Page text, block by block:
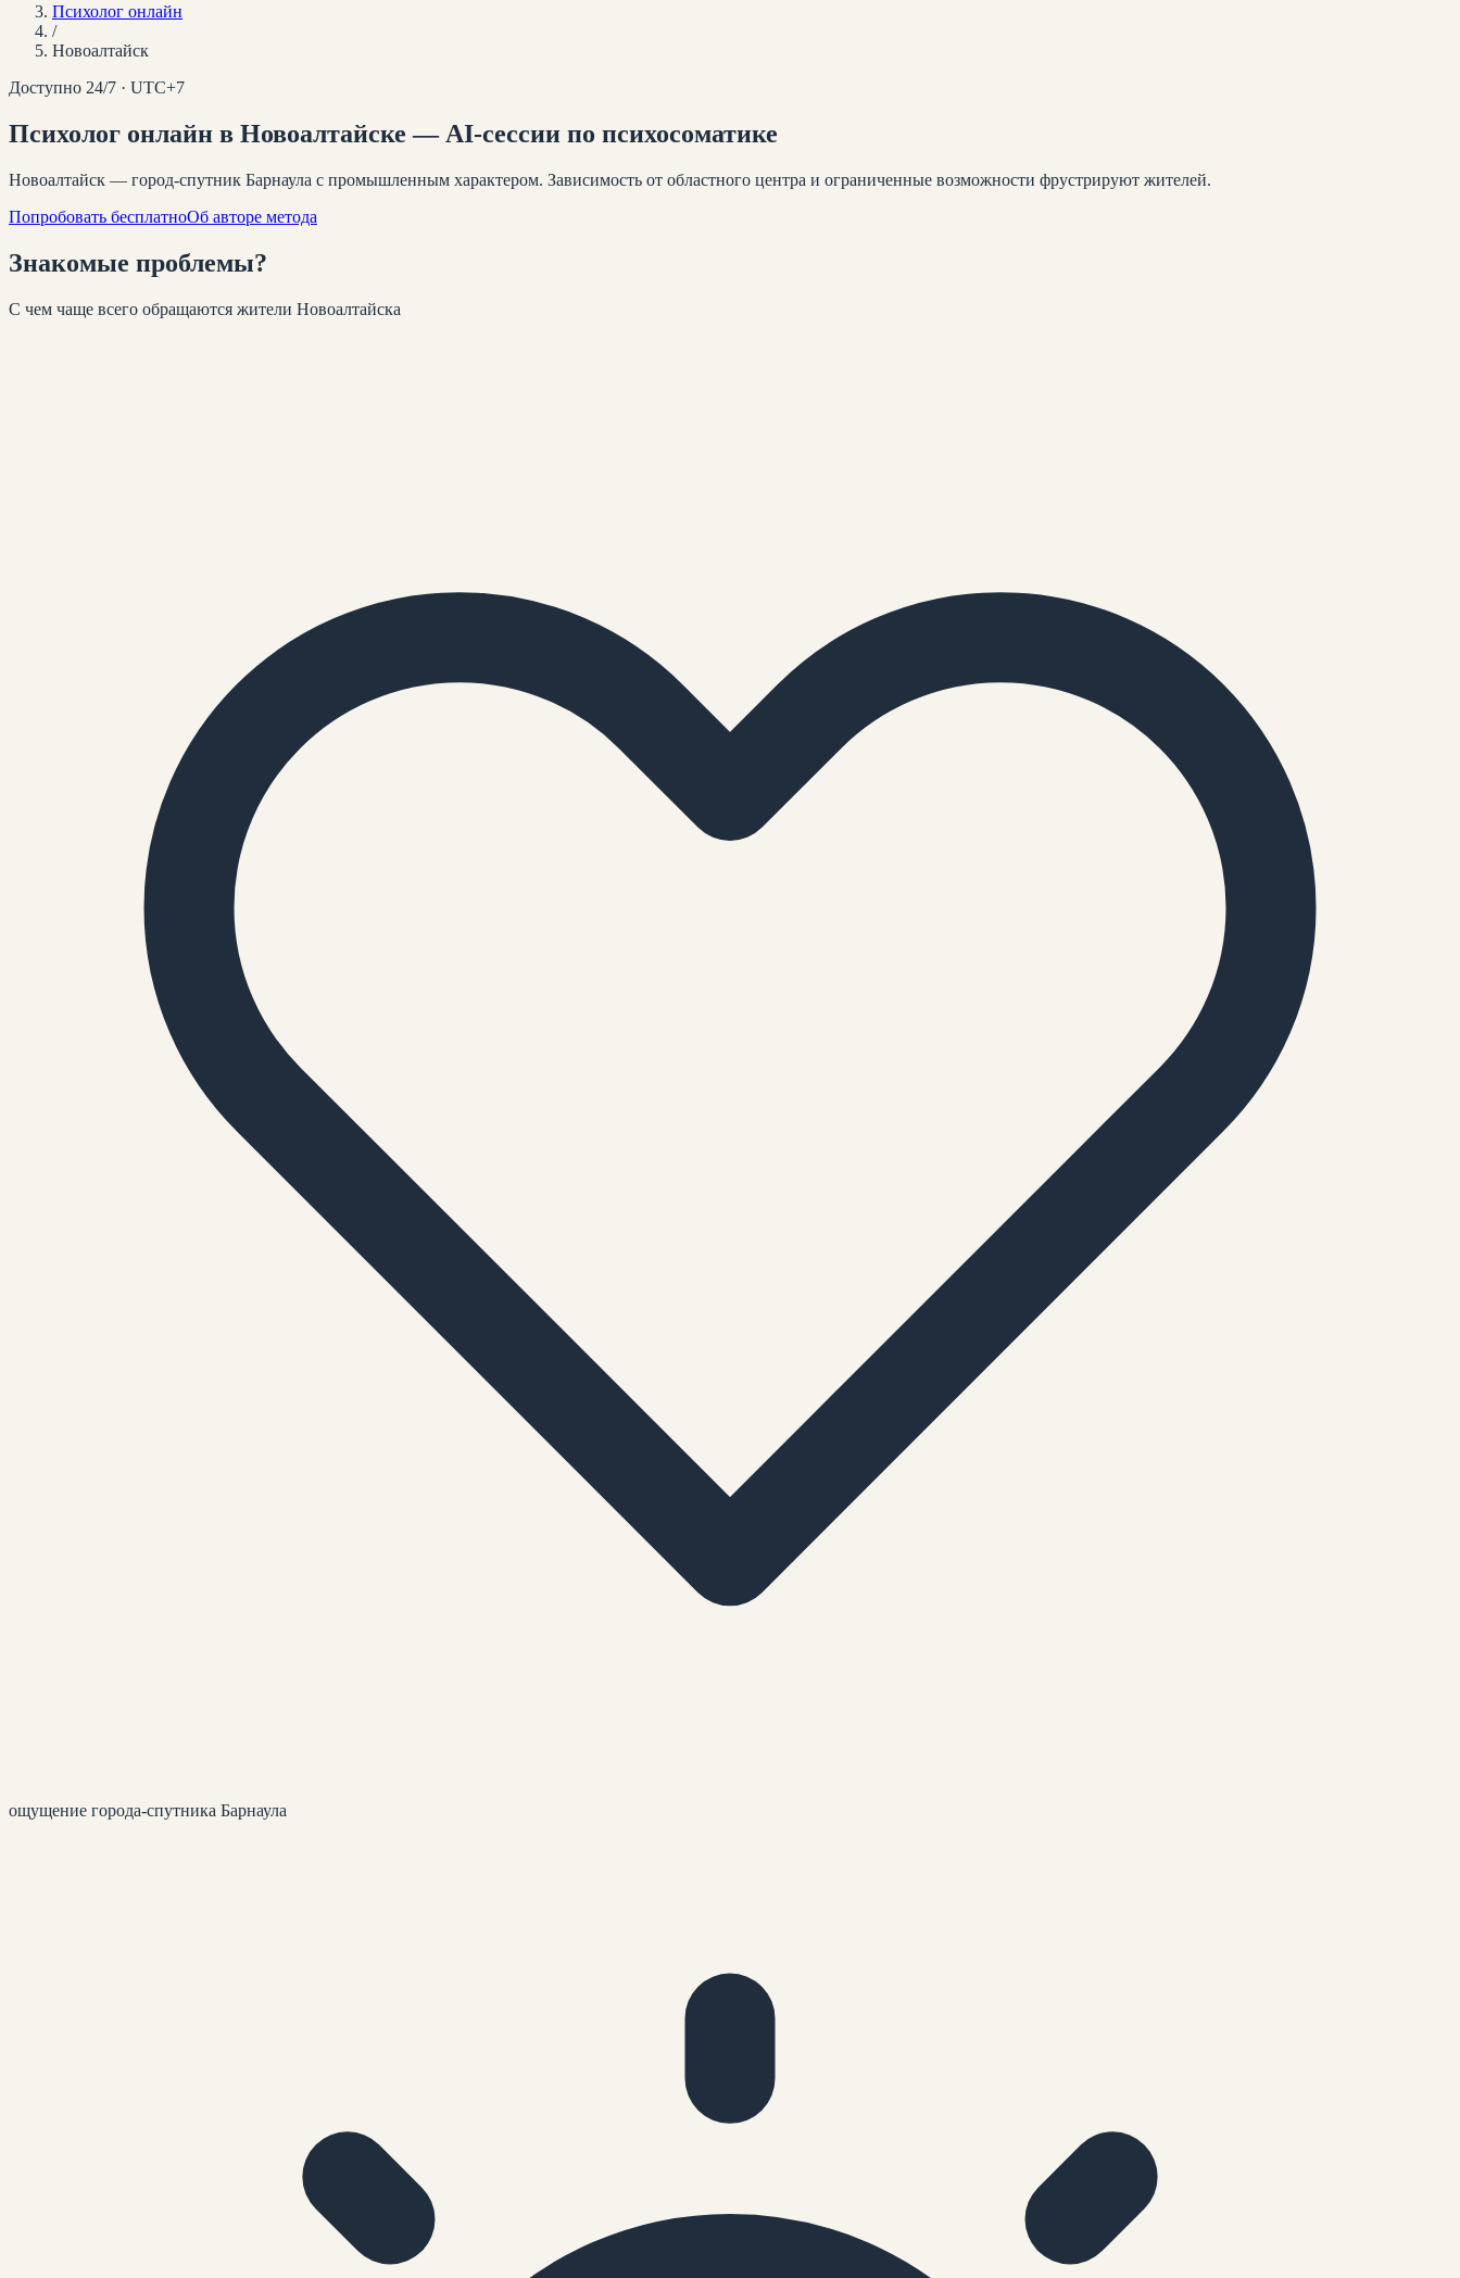
Психолог онлайн
/
Новоалтайск
Доступно 24/7 · UTC+7
Психолог онлайн в Новоалтайске — AI-сессии по психосоматике
Новоалтайск — город-спутник Барнаула с промышленным характером. Зависимость от областного центра и ограниченные возможности фрустрируют жителей.
Попробовать бесплатноОб авторе метода
Знакомые проблемы?
С чем чаще всего обращаются жители Новоалтайска
ощущение города-спутника Барнаула